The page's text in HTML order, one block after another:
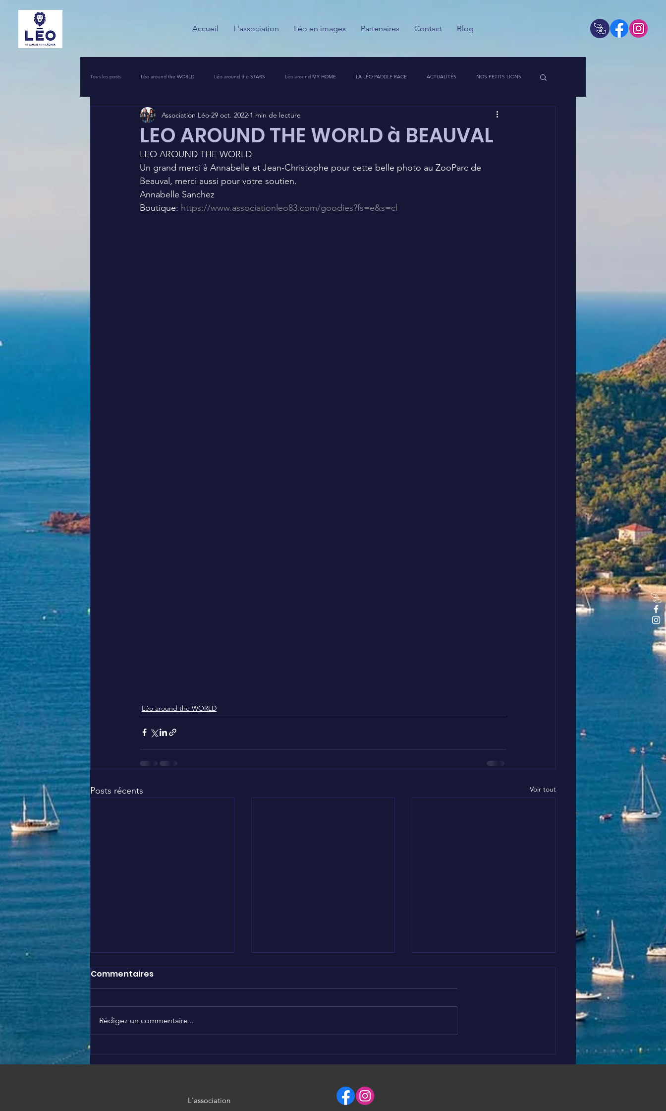
Accueil L'association Léo en images Partenaires Contact Blog
Tous les posts Léo around the WORLD Léo around the STARS Léo around MY HOME LA LÉO PADDLE RACE ACTUALITÉS NOS PETITS LIONS
VOS INITIATIVES SOLIDAIRES COIN PRESSE CALENDRIER DES GUERRIERS DU PALAIS
UNE NUIT POUR 2500 VOIX LEO PIERROT CHALLENGE 🦁🚀
LEO AROUND THE WORLD à BEAUVAL
Association Léo 29 oct. 2022 1 min de lecture
LEO AROUND THE WORLD
Un grand merci à Annabelle et Jean-Christophe pour cette belle photo au ZooParc de
Beauval, merci aussi pour votre soutien.
Annabelle Sanchez
Boutique: https://www.associationleo83.com/goodies?fs=e&s=cl
Léo around the WORLD
Posts récents Voir tout
LÉO AROUND THE WORLD à
Disneyland Paris
LÉO AROUND THE WORLD
en Tunisie 🥰
LÉO AROUND THE WORLD
en Crête
Commentaires
Rédigez un commentaire...
L'association